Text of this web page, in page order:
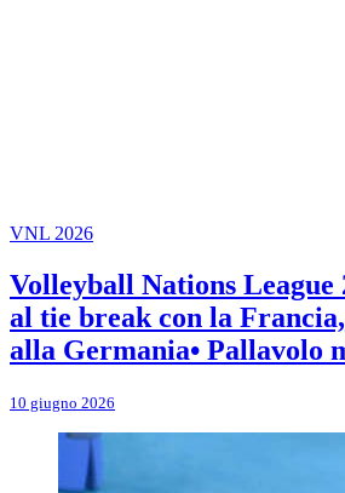
VNL 2026
Volleyball Nations
al tie break con la
alla Germania• Pallavolo
10 giugno 2026